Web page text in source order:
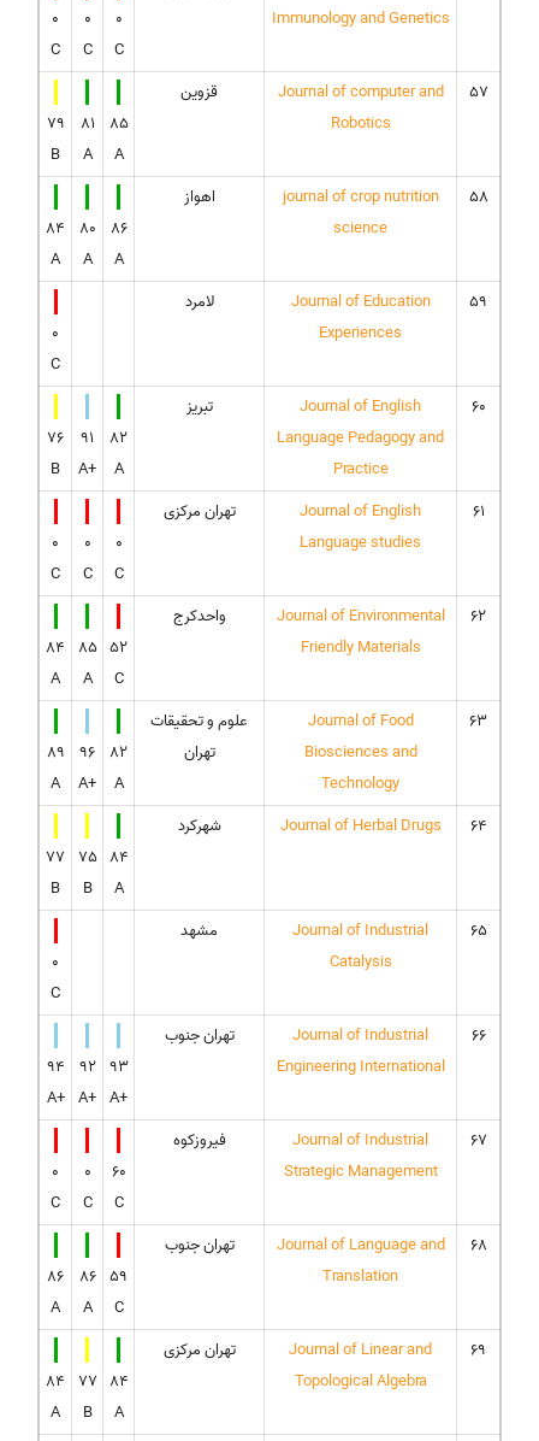
Immunology and Genetics
0
C
0
C
0
C
57
Journal of computer and
Robotics
قزوین
85
A
81
A
79
B
58
journal of crop nutrition
science
اهواز
86
A
80
A
84
A
59
Journal of Education
Experiences
لامرد
0
C
60
Journal of English
Language Pedagogy and
Practice
تبریز
82
A
91
A+
76
B
61
Journal of English
Language studies
تهران مرکزی
0
C
0
C
0
C
62
Journal of Environmental
Friendly Materials
واحدکرج
52
C
85
A
84
A
63
Journal of Food
Biosciences and
Technology
علوم و تحقیقات
تهران
82
A
96
A+
89
A
64
Journal of Herbal Drugs
شهرکرد
84
A
75
B
77
B
65
Journal of Industrial
Catalysis
مشهد
0
C
66
Journal of Industrial
Engineering International
تهران جنوب
93
A+
92
A+
94
A+
67
Journal of Industrial
Strategic Management
فیروزکوه
60
C
0
C
0
C
68
Journal of Language and
Translation
تهران جنوب
59
C
86
A
86
A
69
Journal of Linear and
Topological Algebra
تهران مرکزی
84
A
77
B
84
A